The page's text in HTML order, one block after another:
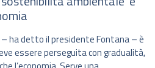
– ha detto il presidente Fontana – è
essere perseguita con gradualità,